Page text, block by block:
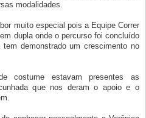
modalidades.
muito especial pois a Equipe Correr
dupla onde o percurso foi concluído
demonstrado um crescimento no
costume estavam presentes as
que nos deram o apoio e o